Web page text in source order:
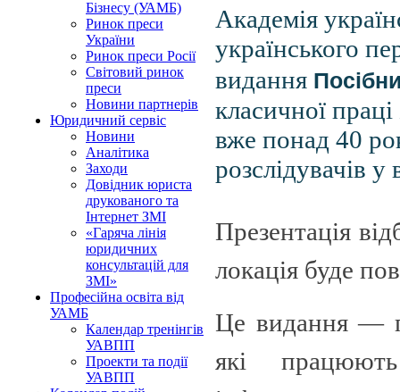
Бізнесу (УАМБ)
Ринок преси
України
Ринок преси Росії
Світовий ринок
преси
Новини партнерів
Юридичний сервіс
Новини
Аналітика
Заходи
Довідник юриста
друкованого та
Інтернет ЗМІ
«Гаряча лінія
юридичних
консультацій для
ЗМІ»
Професійна освіта від
УАМБ
Календар тренінгів
УАВПП
Проекти та події
УАВПП
Академія
українського
видання
класичної
вже понад 40
розслідувачів у
Презентація
локація буде
Це видання —
які